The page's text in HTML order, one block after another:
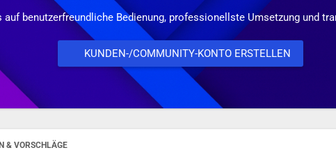
benutzerfreundliche Bedienung, professionellste Umsetzung und
KUNDEN-/COMMUNITY-KONTO ERSTELLEN
& VORSCHLÄGE